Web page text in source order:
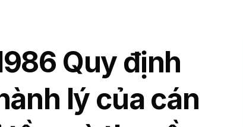
Quy định
lý của cán